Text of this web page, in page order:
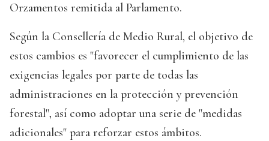
Orzamentos remitida al Parlamento.
Según la Consellería de Medio Rural, el objetivo de
estos cambios es "favorecer el cumplimiento de las
exigencias legales por parte de todas las
administraciones en la protección y prevención
forestal", así como adoptar una serie de "medidas
adicionales" para reforzar estos ámbitos.